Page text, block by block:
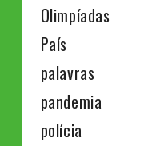
Olimpíadas
País
palavras
pandemia
polícia